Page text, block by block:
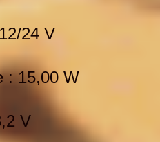
24 V
: 15,00 W
V